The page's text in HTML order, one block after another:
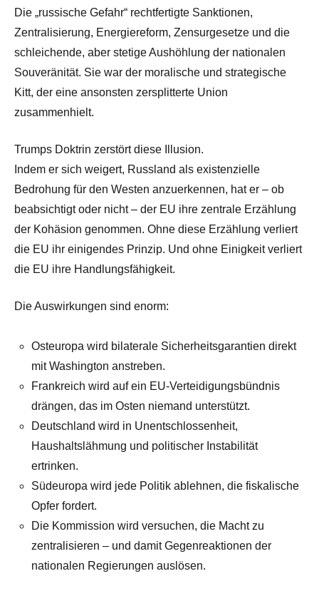
Die „russische Gefahr“ rechtfertigte Sanktionen,
Zentralisierung, Energiereform, Zensurgesetze und die
schleichende, aber stetige Aushöhlung der nationalen
Souveränität. Sie war der moralische und strategische
Kitt, der eine ansonsten zersplitterte Union
zusammenhielt.
Trumps Doktrin zerstört diese Illusion.
Indem er sich weigert, Russland als existenzielle
Bedrohung für den Westen anzuerkennen, hat er – ob
beabsichtigt oder nicht – der EU ihre zentrale Erzählung
der Kohäsion genommen. Ohne diese Erzählung verliert
die EU ihr einigendes Prinzip. Und ohne Einigkeit verliert
die EU ihre Handlungsfähigkeit.
Die Auswirkungen sind enorm:
Osteuropa wird bilaterale Sicherheitsgarantien direkt
mit Washington anstreben.
Frankreich wird auf ein EU-Verteidigungsbündnis
drängen, das im Osten niemand unterstützt.
Deutschland wird in Unentschlossenheit,
Haushaltslähmung und politischer Instabilität
ertrinken.
Südeuropa wird jede Politik ablehnen, die fiskalische
Opfer fordert.
Die Kommission wird versuchen, die Macht zu
zentralisieren – und damit Gegenreaktionen der
nationalen Regierungen auslösen.